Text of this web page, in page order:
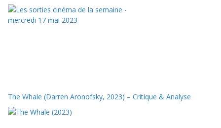
The Whale (Darren Aronofsky, 2023) – Critique & Analyse